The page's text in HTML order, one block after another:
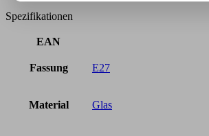
Spezifikationen
EAN
Fassung E27
Material Glas